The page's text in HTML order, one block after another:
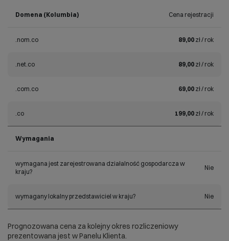
Domena (Kolumbia) Cena rejestracji
.nom.co 89,00 zł / rok
.net.co 89,00 zł / rok
.com.co 69,00 zł / rok
.co 199,00 zł / rok
Wymagania
wymagana jest zarejestrowana działalność gospodarcza w
kraju?
Nie
wymagany lokalny przedstawiciel w kraju? Nie
Prognozowana cena za kolejny okres rozliczeniowy
prezentowana jest w Panelu Klienta.